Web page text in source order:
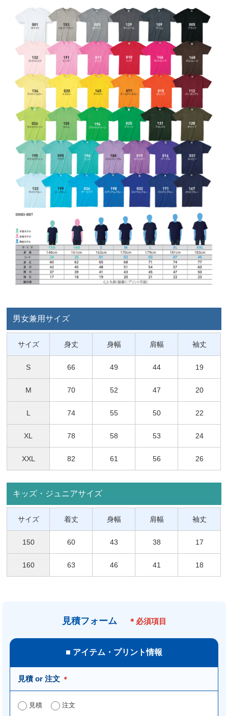
男女兼用サイズ
サイズ 身丈 身幅 肩幅 袖丈
S 66 49 44 19
M 70 52 47 20
L 74 55 50 22
XL 78 58 53 24
XXL 82 61 56 26
キッズ・ジュニアサイズ
サイズ 着丈 身幅 肩幅 袖丈
150 60 43 38 17
160 63 46 41 18
見積フォーム ＊必須項目
■ アイテム・プリント情報
見積 or 注文 ＊
見積 注文